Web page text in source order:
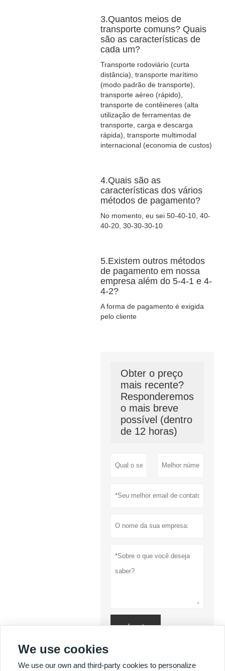
3.Quantos meios de
transporte comuns? Quais
são as características de
cada um?
Transporte rodoviário (curta
distância), transporte marítimo
(modo padrão de transporte),
transporte aéreo (rápido),
transporte de contêineres (alta
utilização de ferramentas de
transporte, carga e descarga
rápida), transporte multimodal
internacional (economia de custos)
4.Quais são as
características dos vários
métodos de pagamento?
No momento, eu sei 50-40-10, 40-
40-20, 30-30-30-10
5.Existem outros métodos
de pagamento em nossa
empresa além do 5-4-1 e 4-
4-2?
A forma de pagamento é exigida
pelo cliente
Obter o preço
mais recente?
Responderemos
o mais breve
possível (dentro
de 12 horas)
submeter
We use cookies
We use our own and third-party cookies to personalize